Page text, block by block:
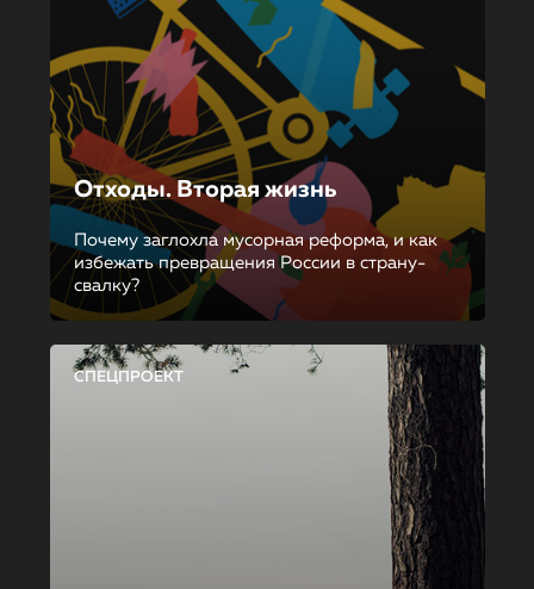
Отходы. Вторая жизнь
Почему заглохла мусорная реформа, и как
избежать превращения России в страну-
свалку?
СПЕЦПРОЕКТ